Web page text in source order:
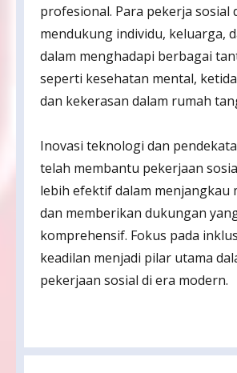
profesional. Para pekerja sosial
mendukung individu, keluarga,
dalam menghadapi berbagai
seperti kesehatan mental,
dan kekerasan dalam rumah
Inovasi teknologi dan
telah membantu pekerjaan
lebih efektif dalam menjangkau
dan memberikan dukungan
komprehensif. Fokus pada
keadilan menjadi pilar utama
pekerjaan sosial di era modern.